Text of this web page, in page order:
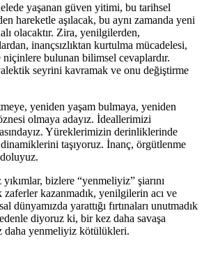
yaşanan güven yitimi, bu tarihsel
hareketle aşılacak, bu aynı zamanda yeni
olacaktır. Zira, yenilgilerden,
inançsızlıktan kurtulma mücadelesi,
niçinlere bulunan bilimsel cevaplardır.
seyrini kavramak ve onu değiştirme
yeniden yaşam bulmaya, yeniden
olmaya adayız. İdeallerimizi
Yüreklerimizin derinliklerinde
taşıyoruz. İnanç, örgütlenme
yıkımlar, bizlere “yenmeliyiz” şiarını
kazanmadık, yenilgilerin acı ve
dünyamızda yarattığı fırtınaları unutmadık
diyoruz ki, bir kez daha savaşa
daha yenmeliyiz kötülükleri.